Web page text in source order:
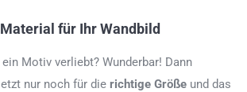
für Ihr Wandbild
Motiv verliebt? Wunderbar! Dann
nur noch für die richtige Größe und das